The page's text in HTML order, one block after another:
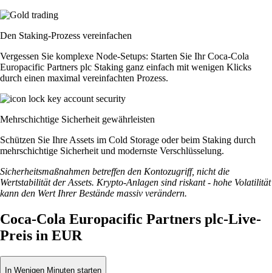
Den Staking-Prozess vereinfachen
Vergessen Sie komplexe Node-Setups: Starten Sie Ihr Coca-Cola
Europacific Partners plc Staking ganz einfach mit wenigen Klicks
durch einen maximal vereinfachten Prozess.
Mehrschichtige Sicherheit gewährleisten
Schützen Sie Ihre Assets im Cold Storage oder beim Staking durch
mehrschichtige Sicherheit und modernste Verschlüsselung.
Sicherheitsmaßnahmen betreffen den Kontozugriff, nicht die
Wertstabilität der Assets. Krypto-Anlagen sind riskant - hohe Volatilität
kann den Wert Ihrer Bestände massiv verändern.
Coca-Cola Europacific Partners plc-Live-
Preis in EUR
In Wenigen Minuten starten